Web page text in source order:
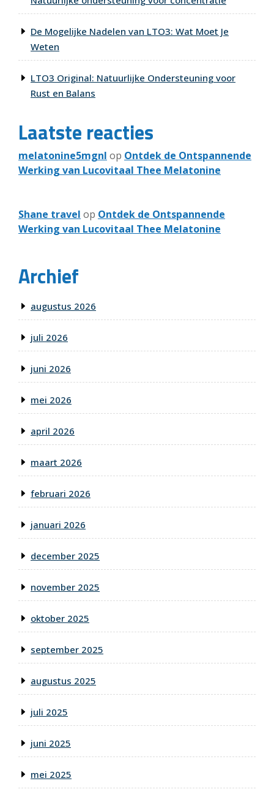
De Mogelijke Nadelen van LTO3: Wat Moet Je
Weten
LTO3 Original: Natuurlijke Ondersteuning voor
Rust en Balans
Laatste reacties
melatonine5mgnl op Ontdek de Ontspannende
Werking van Lucovitaal Thee Melatonine
Shane travel op Ontdek de Ontspannende
Werking van Lucovitaal Thee Melatonine
Archief
augustus 2026
juli 2026
juni 2026
mei 2026
april 2026
maart 2026
februari 2026
januari 2026
december 2025
november 2025
oktober 2025
september 2025
augustus 2025
juli 2025
juni 2025
mei 2025